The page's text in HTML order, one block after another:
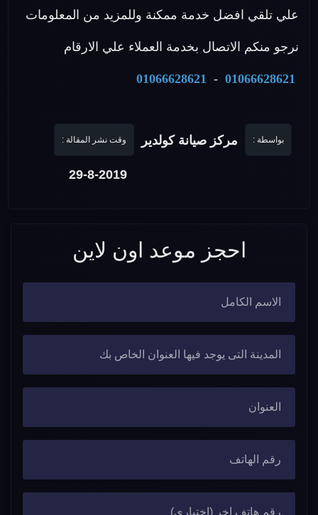
علي تلقي افضل خدمة ممكنة وللمزيد من المعلومات
نرجو منكم الاتصال بخدمة العملاء علي الارقام
01066628621
-
01066628621
بواسطة : مركز صيانة كولدير وقت نشر المقالة :
29-8-2019
احجز موعد اون لاين